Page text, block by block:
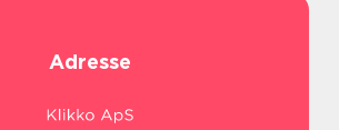
Adresse